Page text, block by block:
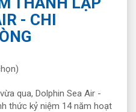
- CHI
qua, Dolphin Sea Air -
thức kỷ niệm 14 năm hoạt